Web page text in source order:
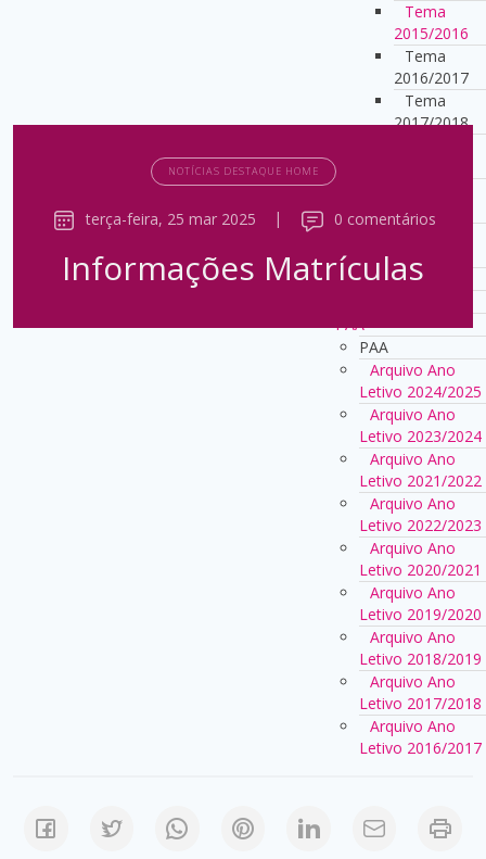
Tema
2015/2016
Tema
2016/2017
Tema
2017/2018
2022/2023
Notícias
PAA
PAA
Arquivo Ano
Letivo 2024/2025
Arquivo Ano
Letivo 2023/2024
Arquivo Ano
Letivo 2021/2022
Arquivo Ano
Letivo 2022/2023
Arquivo Ano
Letivo 2020/2021
Arquivo Ano
Letivo 2019/2020
Arquivo Ano
Letivo 2018/2019
Arquivo Ano
Letivo 2017/2018
Arquivo Ano
Letivo 2016/2017
NOTÍCIAS DESTAQUE HOME
terça-feira, 25 mar 2025 | 0 comentários
Informações Matrículas